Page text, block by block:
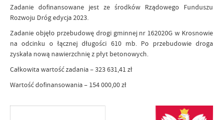
Zadanie dofinansowane jest ze środków Rządowego Funduszu
Rozwoju Dróg edycja 2023.
Zadanie objęło przebudowę drogi gminnej nr 162020G w Krosnowie
na odcinku o łącznej długości 610 mb. Po przebudowie droga
zyskała nową nawierzchnię z płyt betonowych.
Całkowita wartość zadania – 323 631,41 zł
Wartość dofinansowania – 154 000,00 zł